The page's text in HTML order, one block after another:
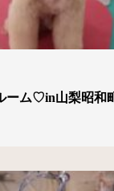
ーム♡in山梨昭和